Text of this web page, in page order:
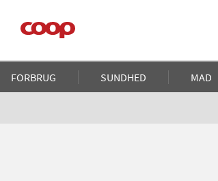
hovedindhold
Main
navigation
FORBRUG SUNDHED MAD
Brødkrumme